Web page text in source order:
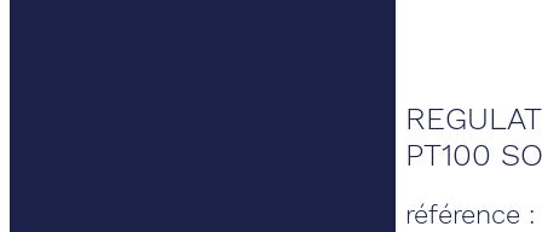
PT100
référence